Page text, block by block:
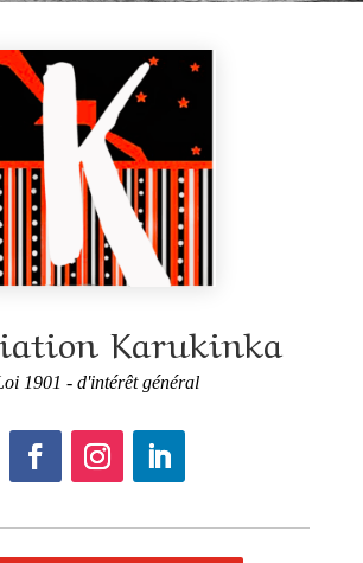
Karukinka
1901 - d'intérêt général